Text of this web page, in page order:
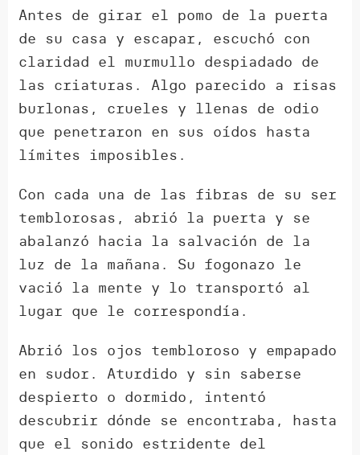
Antes de girar el pomo de la puerta
de su casa y escapar, escuchó con
claridad el murmullo despiadado de
las criaturas. Algo parecido a risas
burlonas, crueles y llenas de odio
que penetraron en sus oídos hasta
límites imposibles.
Con cada una de las fibras de su ser
temblorosas, abrió la puerta y se
abalanzó hacia la salvación de la
luz de la mañana. Su fogonazo le
vació la mente y lo transportó al
lugar que le correspondía.
Abrió los ojos tembloroso y empapado
en sudor. Aturdido y sin saberse
despierto o dormido, intentó
descubrir dónde se encontraba, hasta
que el sonido estridente del